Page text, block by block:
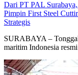
Dari PT PAL
Pimpin First Steel
Strategis
SURABAYA –
maritim Indonesia